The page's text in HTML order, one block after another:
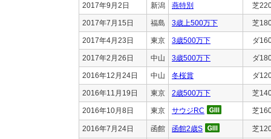
2017年9月2日 新潟 燕特別 芝
2017年7月15日 福島 3歳上500万下 芝
2017年4月23日 東京 3歳500万下 ダ
2017年2月26日 中山 3歳500万下 ダ
2016年12月24日 中山 冬桜賞 ダ
2016年11月19日 東京 2歳500万下 芝
2016年10月8日 東京 サウジRC 芝
2016年7月24日 函館 函館2歳S 芝